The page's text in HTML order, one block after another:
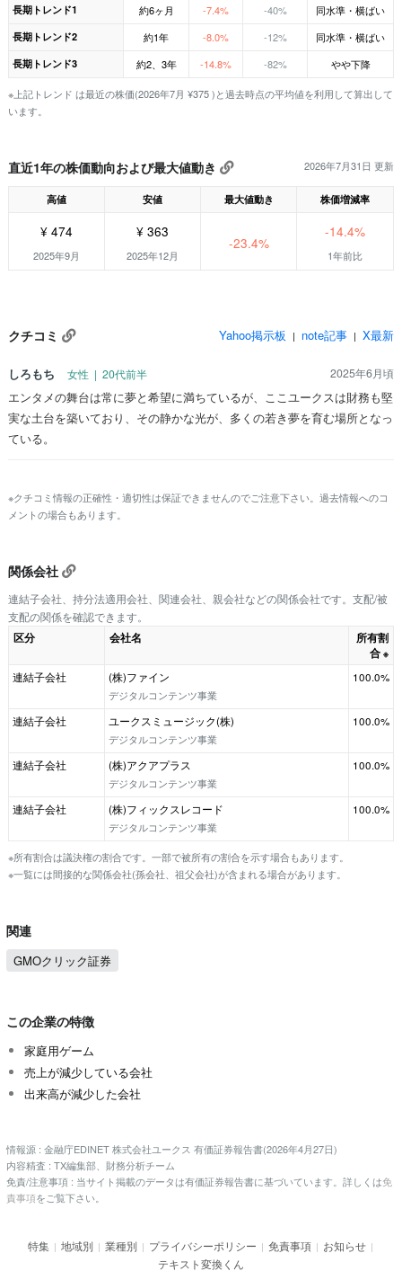
長期トレンド1 約6ヶ月 -7.4% -40% 同水準・横ばい
長期トレンド2 約1年 -8.0% -12% 同水準・横ばい
長期トレンド3 約2、3年 -14.8% -82% やや下降
※上記トレンド は最近の株価(2026年7月 ¥375 )と過去時点の平均値を利用して算出して
います。
直近1年の株価動向および最大値動き 2026年7月31日 更新
高値 安値 最大値動き 株価増減率
¥ 474
2025年9月
¥ 363
2025年12月
-23.4%
-14.4%
1年前比
クチコミ Yahoo掲示板 | note記事 | X最新
しろもち 女性 | 20代前半 2025年6月頃
エンタメの舞台は常に夢と希望に満ちているが、ここユークスは財務も堅
実な土台を築いており、その静かな光が、多くの若き夢を育む場所となっ
ている。
※クチコミ情報の正確性・適切性は保証できませんのでご注意下さい。過去情報へのコ
メントの場合もあります。
関係会社
連結子会社、持分法適用会社、関連会社、親会社などの関係会社です。支配/被
支配の関係を確認できます。
区分 会社名
所有割
合 ※
連結子会社
(株)ファイン
デジタルコンテンツ事業
100.0%
連結子会社
ユークスミュージック(株)
デジタルコンテンツ事業
100.0%
連結子会社
(株)アクアプラス
デジタルコンテンツ事業
100.0%
連結子会社
(株)フィックスレコード
デジタルコンテンツ事業
100.0%
※所有割合は議決権の割合です。一部で被所有の割合を示す場合もあります。
※一覧には間接的な関係会社(孫会社、祖父会社)が含まれる場合があります。
関連
GMOクリック証券
この企業の特徴
家庭用ゲーム
売上が減少している会社
出来高が減少した会社
情報源 : 金融庁EDINET 株式会社ユークス 有価証券報告書(2026年4月27日)
内容精査 : TX編集部、財務分析チーム
免責/注意事項 : 当サイト掲載のデータは有価証券報告書に基づいています。詳しくは免
責事項をご覧下さい。
特集 | 地域別 | 業種別 | プライバシーポリシー | 免責事項 | お知らせ |
テキスト変換くん